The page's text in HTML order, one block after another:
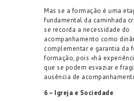
Mas se a formação é uma
fundamental da caminhada
se recorda a necessidade do
acompanhamento como
complementar e garantia da
formação, pois «há
que se podem esvaziar e
ausência de
6 – Igreja e Sociedade